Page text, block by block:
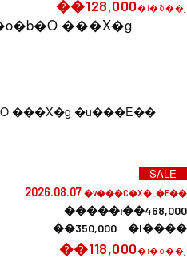
��128,000�i�ō��j
���X�g �u���E��
SALE
2026.08.07 �v���C�X�_�E��
�����i��468,000
��350,000 �l����
��118,000�i�ō��j